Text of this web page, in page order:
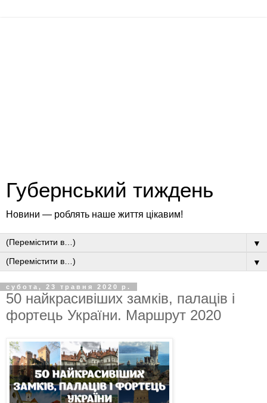
Губернський тиждень
Новини — роблять наше життя цікавим!
▼
▼
субота, 23 травня 2020 р.
50 найкрасивіших замків, палаців і
фортець України. Маршрут 2020